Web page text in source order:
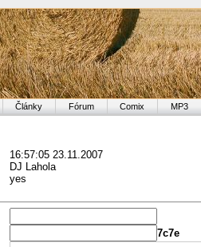
Články Fórum Comix MP3
16:57:05 23.11.2007
DJ Lahola
yes
7c7e